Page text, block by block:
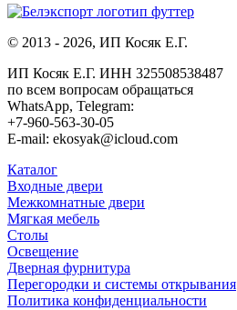
© 2013 - 2026, ИП Косяк Е.Г.
ИП Косяк Е.Г. ИНН 325508538487
по всем вопросам обращаться
WhatsApp, Telegram:
+7-960-563-30-05
E-mail: ekosyak@icloud.com
Каталог
Входные двери
Межкомнатные двери
Мягкая мебель
Столы
Освещение
Дверная фурнитура
Перегородки и системы открывания
Политика конфиденциальности